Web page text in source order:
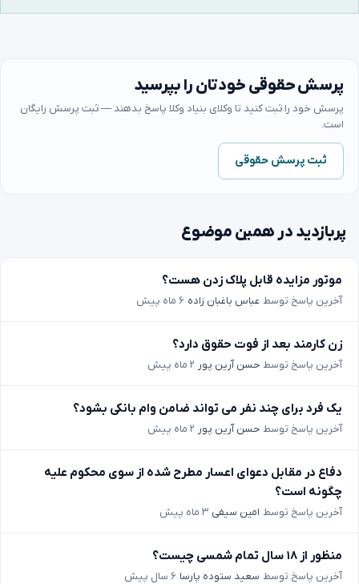
پرسش حقوقی خودتان را بپرسید
پرسش خود را ثبت کنید تا وکلای بنیاد وکلا پاسخ بدهند — ثبت پرسش رایگان
است.
ثبت پرسش حقوقی
پربازدید در همین موضوع
موتور مزایده قابل پلاک زدن هست؟
آخرین پاسخ توسط عباس باغبان زاده ۶ ماه پیش
زن کارمند بعد از فوت حقوق دارد؟
آخرین پاسخ توسط حسن آرین پور ۲ ماه پیش
یک فرد برای چند نفر می تواند ضامن وام بانکی بشود؟
آخرین پاسخ توسط حسن آرین پور ۲ ماه پیش
دفاع در مقابل دعوای اعسار مطرح شده از سوی محکوم علیه
چگونه است؟
آخرین پاسخ توسط امین سیفی ۳ ماه پیش
منظور از ۱۸ سال تمام شمسی چیست؟
آخرین پاسخ توسط سعید ستوده پارسا ۶ سال پیش